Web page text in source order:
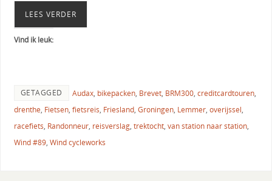
LEES VERDER
Vind ik leuk:
GETAGGED Audax, bikepacken, Brevet, BRM300, creditcardtouren,
drenthe, Fietsen, fietsreis, Friesland, Groningen, Lemmer, overijssel,
racefiets, Randonneur, reisverslag, trektocht, van station naar station,
Wind #89, Wind cycleworks